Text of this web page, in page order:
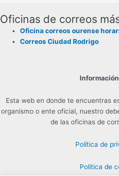
Oficinas de correos
Oficina correos ourense
Correos Ciudad Rodrigo
Esta web en donde te encuentras
organismo o ente oficial, nuestro
de las oficinas de
Política de
Política de